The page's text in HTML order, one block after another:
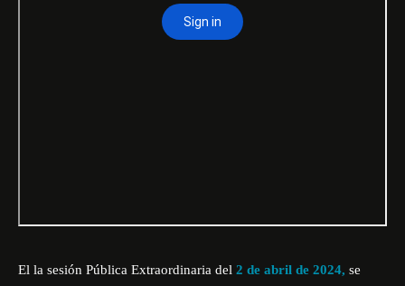
El la sesión Pública Extraordinaria del 2 de abril de 2024, se